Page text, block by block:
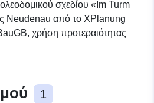
σχεδίου «Im Turm
Neudenau από το XPlanung
χρήση προτεραιότητας
1